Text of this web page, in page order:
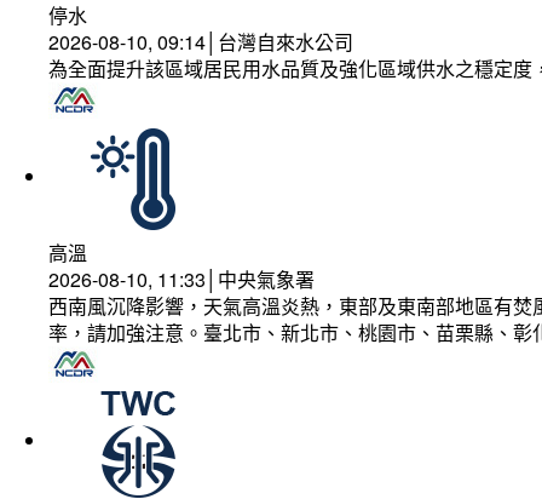
停水
2026-08-10, 09:14│台灣自來水公司
為全面提升該區域居民用水品質及強化區域供水之穩定
高溫
2026-08-10, 11:33│中央氣象署
西南風沉降影響，天氣高溫炎熱，東部及東南部地區有
率，請加強注意。臺北市、新北市、桃園市、苗栗縣、